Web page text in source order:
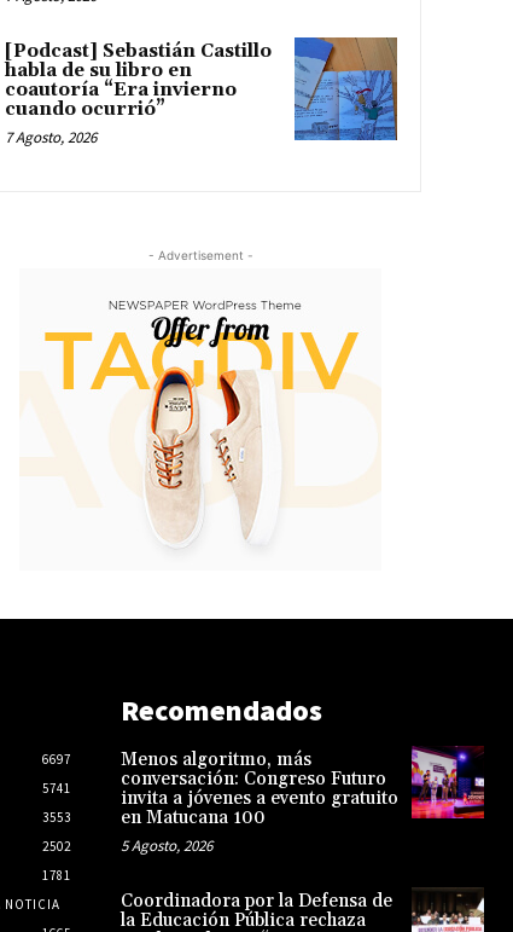
[Podcast] Sebastián Castillo
habla de su libro en
coautoría “Era invierno
cuando ocurrió”
7 Agosto, 2026
- Advertisement -
6697
5741
3553
2502
1781
NOTICIA
Recomendados
Menos algoritmo, más
conversación: Congreso Futuro
invita a jóvenes a evento gratuito
en Matucana 100
5 Agosto, 2026
Coordinadora por la Defensa de
la Educación Pública rechaza